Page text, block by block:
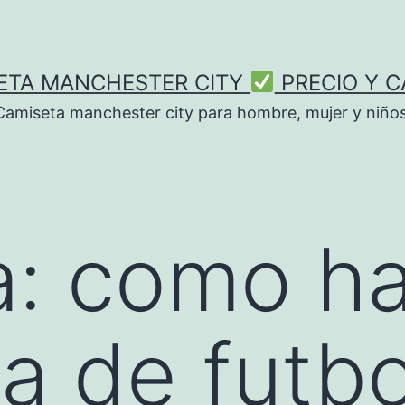
MANCHESTER CITY PRECIO Y
manchester city para hombre, mujer y
como
de